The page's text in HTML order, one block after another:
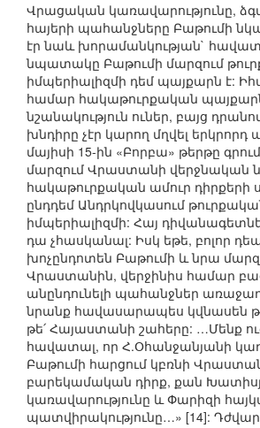
Վրացական կառավարությունը,
հայերի պահանջները Բաթումի
էր նաև խորամանկության`
նպատակը Բաթումի մարզում
իմպերիալիզմի դեմ պայքարն է:
համար հակաթուրքական
նշանակություն ուներ, բայց
խնդիրը չէր կարող մղվել երկրորդ
մայիսի 15-ին «Բորբա» թերթը
մարզում Վրաստանի
հակաթուրքական ամուր դիրքերի
ընդդեմ Անդրկովկասում
իմպերիալիզմի: Հայ
դա չհասկանալ: Իսկ եթե, բոլոր
խոչընդոտեն Բաթումի և նրա
Վրաստանին, վերջինիս համար
անընդունելի պահանջներ
նրանք հավասարապես կվնասեն
թե՛ Հայաստանի շահերը: …Մենք
հավատալ, որ Հ.Օհանջանյանի
Բաթումի հարցում կբռնի
բարեկամական դիրք, քան
կառավարությունը և Փարիզի
պատվիրակությունը…» [14]: